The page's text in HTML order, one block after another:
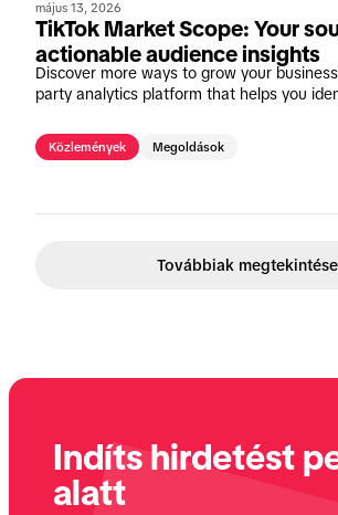
május 13, 2026
TikTok Market Scope: Your
actionable audience insights
Discover more ways to grow your
party analytics platform that helps you
funnel on TikTok.
Közlemények Megoldások
Továbbiak megtekintése
Indíts hirdetést
alatt